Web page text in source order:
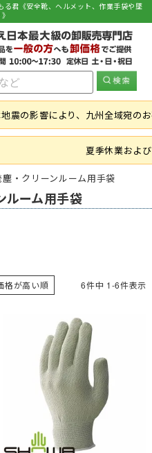
君《安全靴、ヘルメット、作業手袋や墜
地震の影響により、九州全域宛
夏季休業およ
塵・クリーンルーム用手袋
ルーム用手袋
格が高い順 6件中 1-6件表示